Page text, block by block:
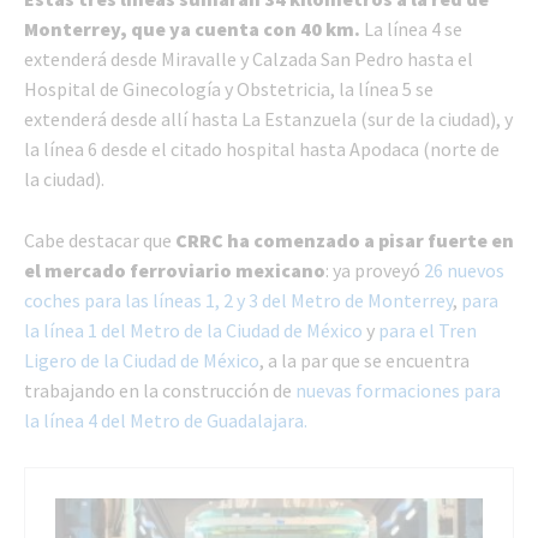
Monterrey, que ya cuenta con 40 km. La línea 4 se
extenderá desde Miravalle y Calzada San Pedro hasta el
Hospital de Ginecología y Obstetricia, la línea 5 se
extenderá desde allí hasta La Estanzuela (sur de la ciudad), y
la línea 6 desde el citado hospital hasta Apodaca (norte de
la ciudad).
Cabe destacar que CRRC ha comenzado a pisar fuerte en
el mercado ferroviario mexicano: ya proveyó 26 nuevos
coches para las líneas 1, 2 y 3 del Metro de Monterrey, para
la línea 1 del Metro de la Ciudad de México y para el Tren
Ligero de la Ciudad de México, a la par que se encuentra
trabajando en la construcción de nuevas formaciones para
la línea 4 del Metro de Guadalajara.